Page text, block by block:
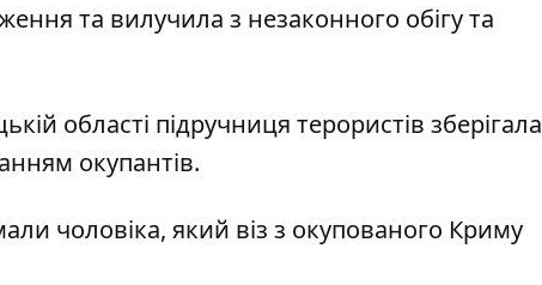
та вилучила з незаконного обігу та
області підручниця терористів зберігала
окупантів.
чоловіка, який віз з окупованого Криму